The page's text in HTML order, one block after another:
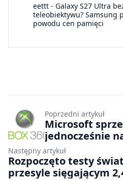
eettt - Galaxy S27 Ultra
teleobiektywu? Samsung
powodu cen pamięci
Poprzedni artykuł
Microsoft
jednocześnie
Następny artykuł
Rozpoczęto testy
przesyle sięgającym